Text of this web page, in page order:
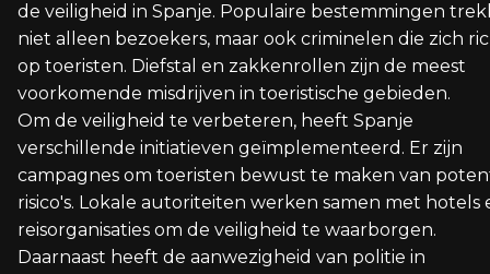
de veiligheid in Spanje. Populaire bestemmingen
niet alleen bezoekers, maar ook criminelen die zich
op toeristen. Diefstal en zakkenrollen zijn de meest
voorkomende misdrijven in toeristische gebieden.
Om de veiligheid te verbeteren, heeft Spanje
verschillende initiatieven geïmplementeerd. Er zijn
campagnes om toeristen bewust te maken van
risico's. Lokale autoriteiten werken samen met hotels
reisorganisaties om de veiligheid te waarborgen.
Daarnaast heeft de aanwezigheid van politie in